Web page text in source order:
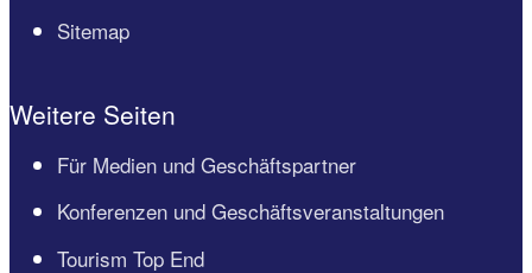
Sitemap
Weitere Seiten
Für Medien und Geschäftspartner
Konferenzen und Geschäftsveranstaltungen
Tourism Top End